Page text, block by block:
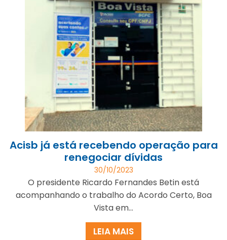
Acisb já está recebendo operação para
renegociar dívidas
30/10/2023
O presidente Ricardo Fernandes Betin está
acompanhando o trabalho do Acordo Certo, Boa
Vista em...
LEIA MAIS